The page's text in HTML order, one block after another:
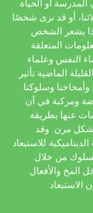
أو الحياة
أو قد نرى شخصًا
يشعر الشخص
المتعلقة
النفس وعلماء
الماضية تأثير
وأمخاخنا وسلوكنا.
ومركبة في آن
عنها بطريقة
بشكل مرن. وقد
للاستبعاد
من خلال
المخ والأفعال
الاستبعاد